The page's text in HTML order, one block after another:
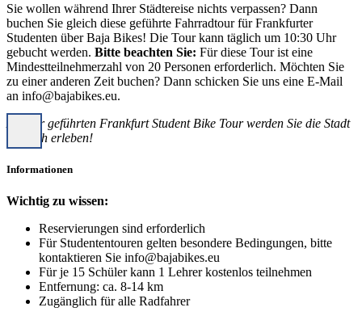
Sie wollen während Ihrer Städtereise nichts verpassen? Dann
buchen Sie gleich diese geführte Fahrradtour für Frankfurter
Studenten über Baja Bikes! Die Tour kann täglich um 10:30 Uhr
gebucht werden. Bitte beachten Sie: Für diese Tour ist eine
Mindestteilnehmerzahl von 20 Personen erforderlich. Möchten Sie
zu einer anderen Zeit buchen? Dann schicken Sie uns eine E-Mail
an info@bajabikes.eu.
Auf der geführten Frankfurt Student Bike Tour werden Sie die Stadt
wirklich erleben!
Informationen
Wichtig zu wissen:
Reservierungen sind erforderlich
Für Studententouren gelten besondere Bedingungen, bitte
kontaktieren Sie info@bajabikes.eu
Für je 15 Schüler kann 1 Lehrer kostenlos teilnehmen
Entfernung: ca. 8-14 km
Zugänglich für alle Radfahrer